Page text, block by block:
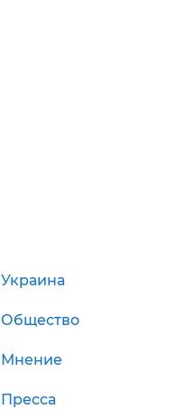
Украина
Общество
Мнение
Пресса